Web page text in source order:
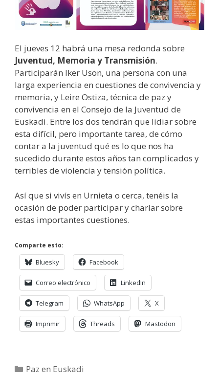
El jueves 12 habrá una mesa redonda sobre
Juventud, Memoria y Transmisión.
Participarán Iker Uson, una persona con una
larga experiencia en cuestiones de convivencia y
memoria, y Leire Ostiza, técnica de paz y
convivencia en el Consejo de la Juventud de
Euskadi. Entre los dos tendrán que lidiar sobre
esta difícil, pero importante tarea, de cómo
contar a la juventud qué es lo que nos ha
sucedido durante estos años tan complicados y
terribles de violencia y tensión política.
Así que si vivís en Urnieta o cerca, tenéis la
ocasión de poder participar y charlar sobre
estas importantes cuestiones.
Comparte esto:
Bluesky Facebook
Correo electrónico LinkedIn
Telegram WhatsApp X
Imprimir Threads Mastodon
Categorías
Paz en Euskadi